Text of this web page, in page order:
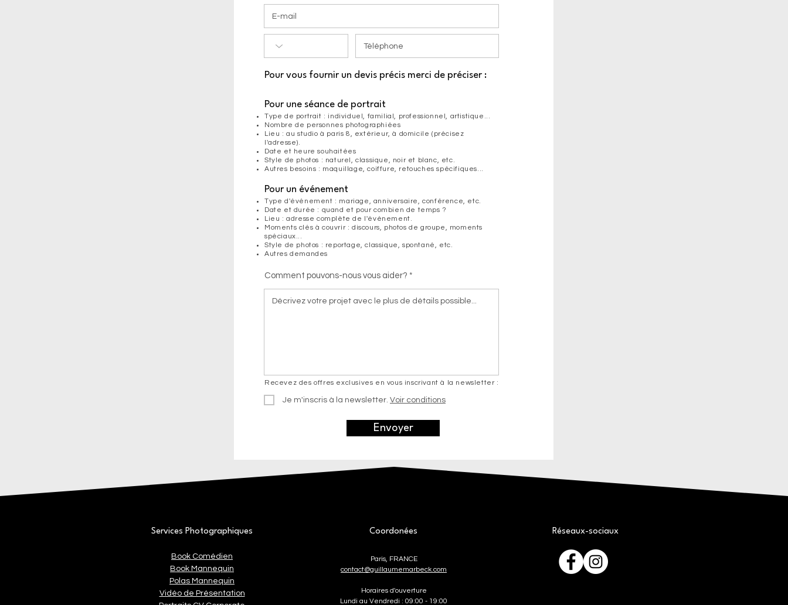
Pour vous fournir un devis précis merci de préciser :
Pour une séance de portrait
Type de portrait : individuel, familial, professionnel, artistique...
Nombre de personnes photographiées
Lieu : au studio à paris 8, extérieur, à domicile (précisez
l'adresse).
Date et heure souhaitées
Style de photos : naturel, classique, noir et blanc, etc.
Autres besoins : maquillage, coiffure, retouches spécifiques...
Pour un événement
Type d'événement : mariage, anniversaire, conférence, etc.
Date et durée : quand et pour combien de temps ?
Lieu : adresse complète de l'événement.
Moments clés à couvrir : discours, photos de groupe, moments
spéciaux...
Style de photos : reportage, classique, spontané, etc.
Autres demandes
Comment pouvons-nous vous aider?
Recevez des offres exclusives en vous inscrivant à la newsletter :
Je m'inscris à la newsletter. Voir conditions
Envoyer
Services Photographiques
Book Comédien
Book Mannequin
Polas Mannequin
Vidéo de Présentation
Coordonées
Paris, FRANCE
contact@guillaumemarbeck.com
Horaires d'ouverture
Lundi au Vendredi : 09:00 - 19:00
Réseaux-sociaux